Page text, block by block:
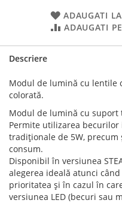
ADAUGATI
ADAUGATI
Descriere
Modul de lumină cu lentile
colorată.
Modul de lumină cu
Permite utilizarea becurilor
tradiționale de 5W, precum
consum.
Disponibil în versiunea
alegerea ideală atunci
prioritatea și în cazul în
versiunea LED (becuri sau